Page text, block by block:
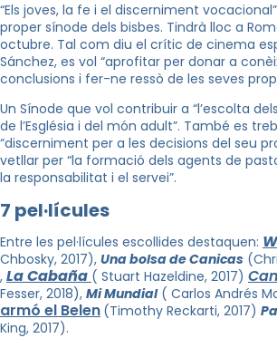
“Els joves, la fe i el discerniment
proper sínode dels bisbes. Tindrà lloc a
octubre. Tal com diu el crític de cinema
Sánchez, es vol “aprofitar per donar a
conclusions i fer-ne ressò de les seves
Un Sínode que vol contribuir a “l’escolta
de l’Església i del món adult”. També es
“discerniment per a les decisions del seu
vetllar per “la formació dels agents de
la responsabilitat i el servei”.
7 pel·lícules
Entre les pel·lícules escollides destaquen:
Chbosky, 2017), Una bolsa de Canicas
, La Cabaña ( Stuart Hazeldine, 2017)
Fesser, 2018), Mi Mundial( Carlos Andrés
armó el Belen (Timothy Reckarti, 2017)
King, 2017).